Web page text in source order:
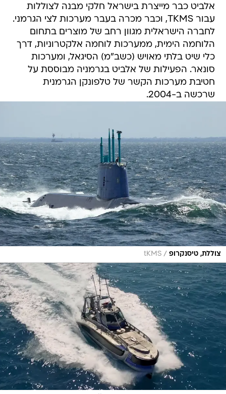
אלביט כבר מייצרת בישראל חלקי מבנה לצוללות
עבור TKMS, וכבר מכרה בעבר מערכות לצי הגרמני.
לחברה הישראלית מגוון רחב של מוצרים בתחום
הלוחמה הימית, ממערכות לוחמה אלקטרוניות, דרך
כלי שיט בלתי מאויש (כשב"מ) הסיגאל, ומערכות
סונאר. הפעילות של אלביט בגרמניה מבוססת על
חטיבת מערכות הקשר של טלפונקן הגרמנית
שרכשה ב-2004.
צוללת, טיסנקרופ /
tKMS